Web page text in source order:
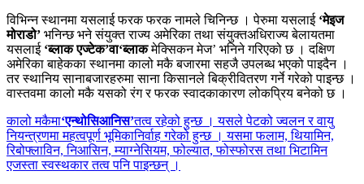
विभिन्न स्थानमा यसलाई फरक फरक नामले चिनिन्छ । पेरुमा यसलाई ‘मेइज
मोराडो’ भनिन्छ भने संयुक्त राज्य अमेरिका तथा संयुक्तअधिराज्य बेलायतमा
यसलाई ‘ब्लाक एज्टेक’वा‘ब्लाकमेक्सिकन मेज’ भनिने गरिएको छ । दक्षिण
अमेरिका बाहेकका स्थानमा कालो मकै बजारमा सहजै उपलब्ध भएको पाइदैन ।
तर स्थानिय सानाबजारहरुमा साना किसानले बिक्रीवितरण गर्ने गरेको पाइन्छ ।
वास्तवमा कालो मकै यसको रंग र फरक स्वादकाकारण लोकप्रिय बनेको छ ।
कालो मकैमा‘एन्थोसिआनिस’तत्व रहेको हुन्छ । यसले पेटको ज्वलन र वायु
नियन्त्रणमा महत्वपूर्ण भूमिकानिर्वाह गरेको हुन्छ । यसमा फलाम, थियामिन,
रिबोफ्लाविन, निआसिन, म्याग्नेसियम, फोल्यात, फोस्फोरस तथा भिटामिन
एजस्ता स्वस्थकार तत्व पनि पाइन्छन् ।